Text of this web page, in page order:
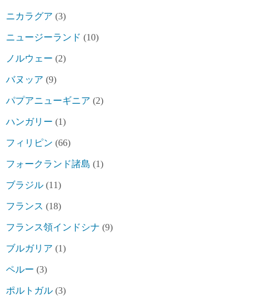
ニカラグア (3)
ニュージーランド (10)
ノルウェー (2)
バヌッア (9)
パプアニューギニア (2)
ハンガリー (1)
フィリピン (66)
フォークランド諸島 (1)
ブラジル (11)
フランス (18)
フランス領インドシナ (9)
ブルガリア (1)
ペルー (3)
ポルトガル (3)